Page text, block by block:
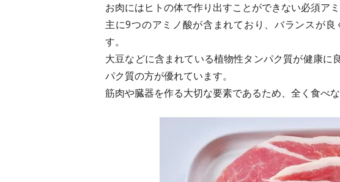
お肉にはヒトの体で作り出すことができない必須ア
主に9つのアミノ酸が含まれており、バランスが
す。
大豆などに含まれている植物性タンパク質が健康
パク質の方が優れています。
筋肉や臓器を作る大切な要素であるため、全く食べ